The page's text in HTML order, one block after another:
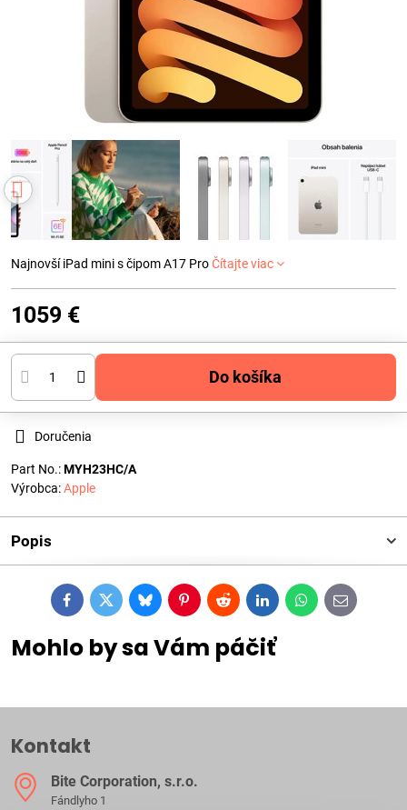
Najnovší iPad mini s čipom A17 ProČítajte viac
1059 €
Do košíka
Doručenia
Part No.:MYH23HC/A
Výrobca:Apple
Popis
FacebookTwitterBlueskyPinterestRedditLinkedInWhatsApp
E-
mail
Mohlo by sa Vám páčiť
Kontakt
Bite Corporation, s​.r​.o​.
Fándlyho 1